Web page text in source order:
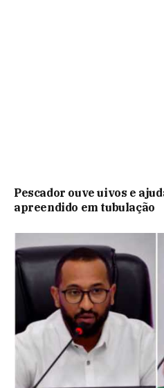
Pescador ouve uivos e
apreendido em tubulação